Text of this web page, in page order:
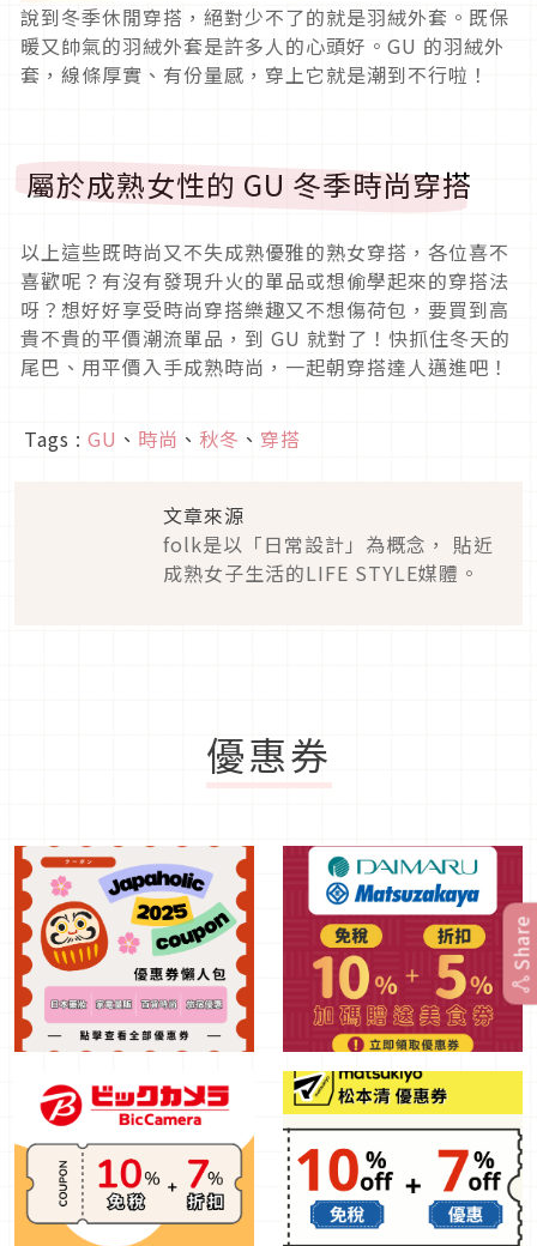
說到冬季休閒穿搭，絕對少不了的就是羽絨外套。既保
暖又帥氣的羽絨外套是許多人的心頭好。GU 的羽絨外
套，線條厚實、有份量感，穿上它就是潮到不行啦！
屬於成熟女性的 GU 冬季時尚穿搭
以上這些既時尚又不失成熟優雅的熟女穿搭，各位喜不
喜歡呢？有沒有發現升火的單品或想偷學起來的穿搭法
呀？想好好享受時尚穿搭樂趣又不想傷荷包，要買到高
貴不貴的平價潮流單品，到 GU 就對了！快抓住冬天的
尾巴、用平價入手成熟時尚，一起朝穿搭達人邁進吧！
Tags : GU 、 時尚 、 秋冬 、 穿搭
文章來源
folk是以「日常設計」為概念， 貼近
成熟女子生活的LIFE STYLE媒體。
優惠券
Share